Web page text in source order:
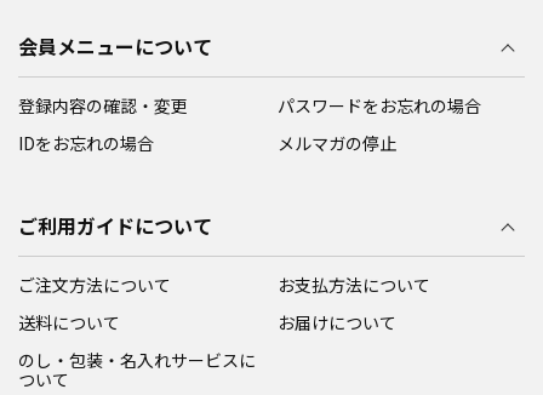
会員メニューについて
登録内容の確認・変更
パスワードをお忘れの場合
IDをお忘れの場合
メルマガの停止
ご利用ガイドについて
ご注文方法について
お支払方法について
送料について
お届けについて
のし・包装・名入れサービスに
ついて